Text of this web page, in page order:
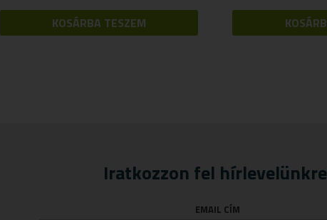
KOSÁRBA TESZEM
Iratkozzon fel
EMAIL CÍM